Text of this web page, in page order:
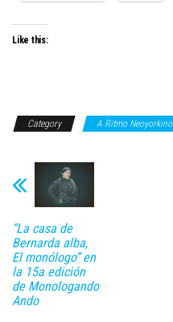
Like this:
Category A Ritmo Neoyorkino
“La casa de
Bernarda alba,
El monólogo” en
la 15a edición
de Monologando
Ando